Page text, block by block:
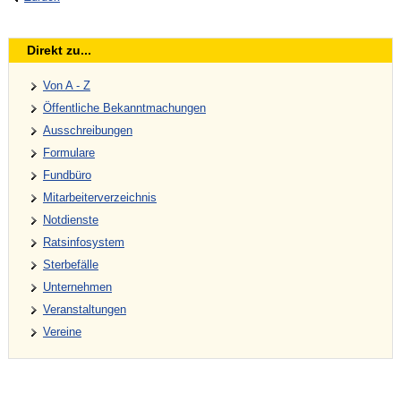
Direkt zu...
Von A - Z
Öffentliche Bekanntmachungen
Ausschreibungen
Formulare
Fundbüro
Mitarbeiterverzeichnis
Notdienste
Ratsinfosystem
Sterbefälle
Unternehmen
Veranstaltungen
Vereine